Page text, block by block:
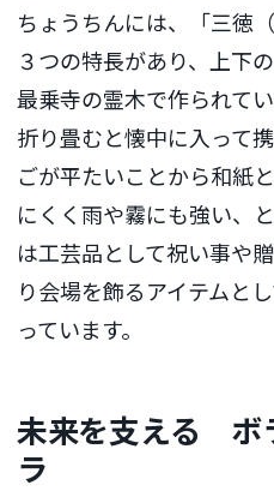
ちょうちんには、「三徳
３つの特長があり、上下
最乗寺の霊木で作られて
折り畳むと懐中に入って
ごが平たいことから和紙
にくく雨や霧にも強い、
は工芸品として祝い事や
り会場を飾るアイテムと
っています。
未来を支える ボ
ラ